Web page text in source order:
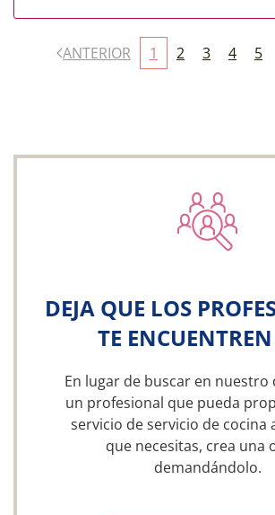
ANTERIOR 1 2 3 4 5
DEJA QUE LOS
TE
En lugar de buscar en
un profesional que pueda
servicio de servicio de cocina
que necesitas, crea una
demandándolo.